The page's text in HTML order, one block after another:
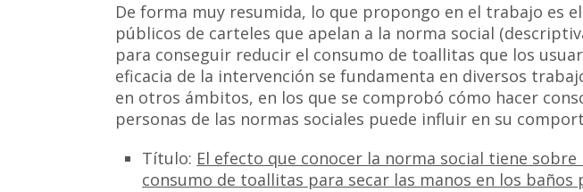
De forma muy resumida, lo que propongo en el trabajo es
públicos de carteles que apelan a la norma social
para conseguir reducir el consumo de toallitas que los
eficacia de la intervención se fundamenta en diversos
en otros ámbitos, en los que se comprobó cómo hacer
personas de las normas sociales puede influir en su
Título: El efecto que conocer la norma social tiene sobre
consumo de toallitas para secar las manos en los baños